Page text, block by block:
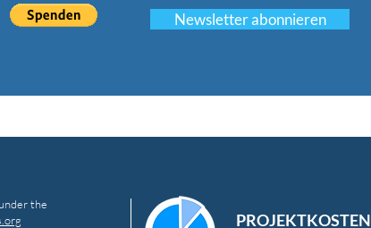
VERÄNDERE DICH UND DU
Newsletter abonnieren
the
PROJEKTKOSTEN